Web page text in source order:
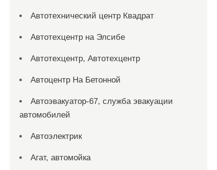
Автотехнический центр Квадрат
Автотехцентр на Элсибе
Автотехцентр, Автотехцентр
Автоцентр На Бетонной
Автоэвакуатор-67, служба эвакуации
автомобилей
Автоэлектрик
Агат, автомойка